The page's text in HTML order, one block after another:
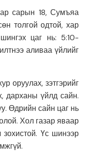
сарын 18, Сумъяа
толгой одтой, хар
цаг нь: 5:10-
аливаа үйлийг
оруулах, зэтгэрийг
дарханы үйлд сайн.
Өдрийн сайн цаг нь
Хол газар яваар
зохистой. Үс шинээр